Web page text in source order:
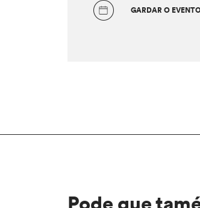
GARDAR O